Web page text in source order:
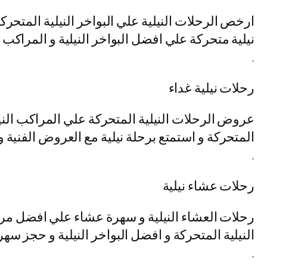
ارخص الرحلات النيلية علي البواخر النيلية
نيلية متحركة علي افضل البواخر النيلية و المراكب
.
رحلات نيلية غداء
عروض الرحلات النيلية المتحركة علي المراكب
المتحركة و استمتع برحلة نيلية مع العروض الفنية
.
رحلات عشاء نيلية
رحلات العشاء النيلية و سهرة عشاء علي افضل
النيلية المتحركة و افضل البواخر النيلية و حجز
.